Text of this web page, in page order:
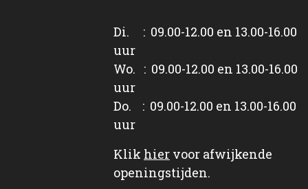
Di. : 09.00-12.00 en 13.00-16.00
uur
Wo. : 09.00-12.00 en 13.00-16.00
uur
Do. : 09.00-12.00 en 13.00-16.00
uur
Klik hier voor afwijkende
openingstijden.